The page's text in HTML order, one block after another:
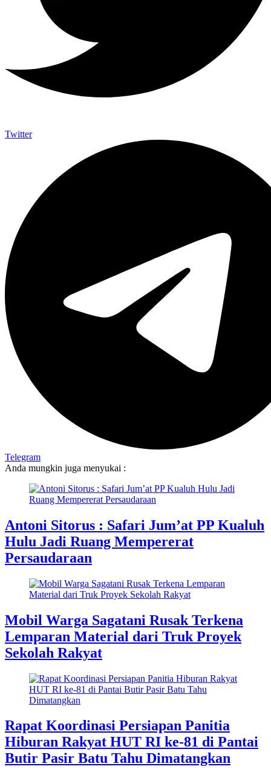
Twitter
Telegram
Anda mungkin juga menyukai :
Antoni Sitorus : Safari Jum’at PP Kualuh
Hulu Jadi Ruang Mempererat
Persaudaraan
Mobil Warga Sagatani Rusak Terkena
Lemparan Material dari Truk Proyek
Sekolah Rakyat
Rapat Koordinasi Persiapan Panitia
Hiburan Rakyat HUT RI ke-81 di Pantai
Butir Pasir Batu Tahu Dimatangkan